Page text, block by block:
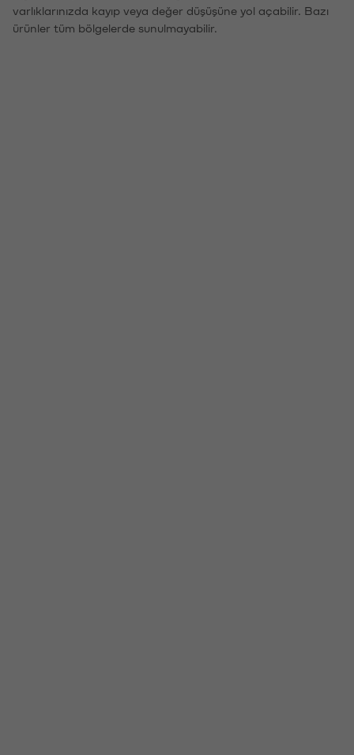
varlıklarınızda kayıp veya değer düşüşüne yol açabilir. Bazı
ürünler tüm bölgelerde sunulmayabilir.